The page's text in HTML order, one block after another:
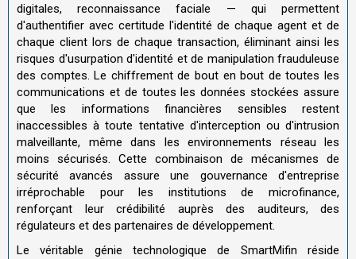
digitales, reconnaissance faciale — qui permettent
d'authentifier avec certitude l'identité de chaque agent et de
chaque client lors de chaque transaction, éliminant ainsi les
risques d'usurpation d'identité et de manipulation frauduleuse
des comptes. Le chiffrement de bout en bout de toutes les
communications et de toutes les données stockées assure
que les informations financières sensibles restent
inaccessibles à toute tentative d'interception ou d'intrusion
malveillante, même dans les environnements réseau les
moins sécurisés. Cette combinaison de mécanismes de
sécurité avancés assure une gouvernance d'entreprise
irréprochable pour les institutions de microfinance,
renforçant leur crédibilité auprès des auditeurs, des
régulateurs et des partenaires de développement.
Le véritable génie technologique de SmartMifin réside